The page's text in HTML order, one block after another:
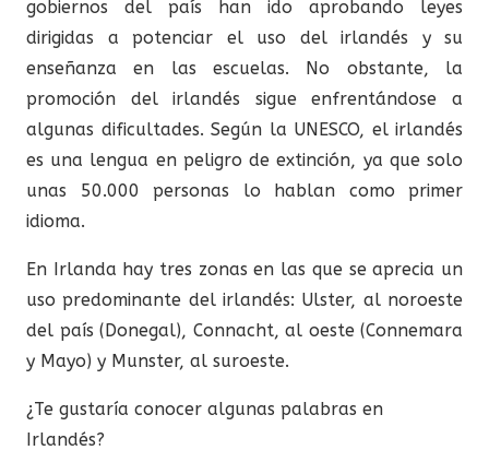
gobiernos del país han ido aprobando leyes
dirigidas a potenciar el uso del irlandés y su
enseñanza en las escuelas. No obstante, la
promoción del irlandés sigue enfrentándose a
algunas dificultades. Según la UNESCO, el irlandés
es una lengua en peligro de extinción, ya que solo
unas 50.000 personas lo hablan como primer
idioma.
En Irlanda hay tres zonas en las que se aprecia un
uso predominante del irlandés: Ulster, al noroeste
del país (Donegal), Connacht, al oeste (Connemara
y Mayo) y Munster, al suroeste.
¿Te gustaría conocer algunas palabras en
Irlandés?